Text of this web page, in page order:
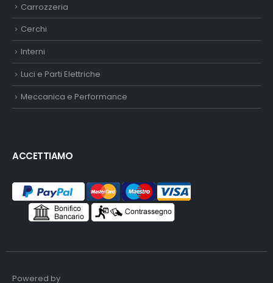
Carrozzeria
Cerchi
Interni
Luci e Parti Elettriche
Meccanica e Performance
ACCETTIAMO
Powered by